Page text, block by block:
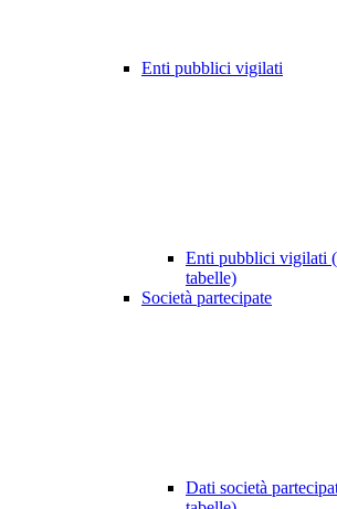
Enti pubblici vigilati
Enti pubblici vigilati
tabelle)
Società partecipate
Dati società